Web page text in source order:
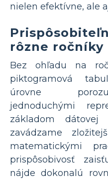
nielen efektívne, ale
rôzne ročníky
Bez ohľadu na
piktogramová
úrovne
jednoduchými
základom dátovej
zavádzame
matematickými
prispôsobivosť
nájde dokonalú